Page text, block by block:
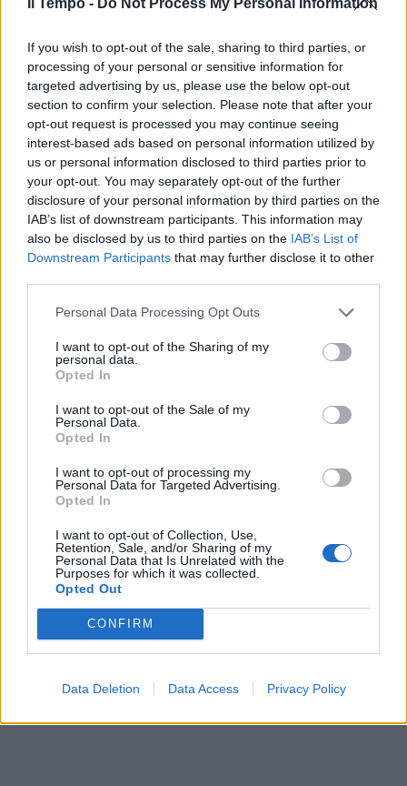
If you wish to opt-out of the sale, sharing to third parties, or
processing of your personal or sensitive information for
targeted advertising by us, please use the below opt-out
section to confirm your selection. Please note that after your
opt-out request is processed you may continue seeing
interest-based ads based on personal information utilized by
us or personal information disclosed to third parties prior to
your opt-out. You may separately opt-out of the further
disclosure of your personal information by third parties on the
IAB’s list of downstream participants. This information may
also be disclosed by us to third parties on the IAB’s List of
Downstream Participants that may further disclose it to other
Personal Data Processing Opt Outs
I want to opt-out of the Sharing of my
personal data.
Opted In
I want to opt-out of the Sale of my
Personal Data.
Opted In
I want to opt-out of processing my
Personal Data for Targeted Advertising.
Opted In
I want to opt-out of Collection, Use,
Retention, Sale, and/or Sharing of my
Personal Data that Is Unrelated with the
Purposes for which it was collected.
Opted Out
CONFIRM
Data Deletion Data Access Privacy Policy
In evidenza